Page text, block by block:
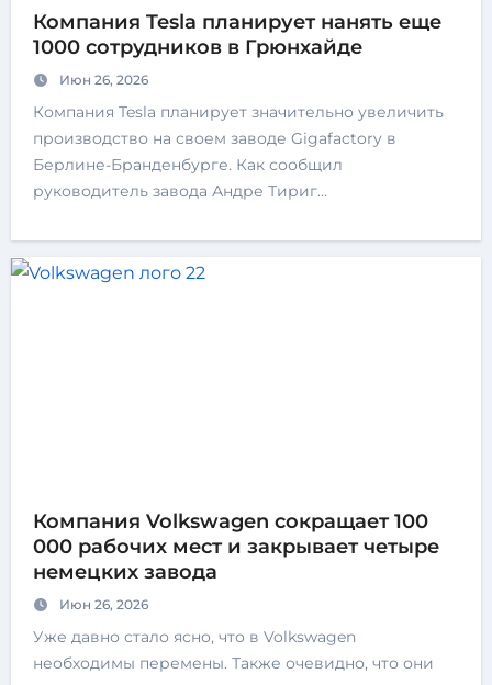
Компания Tesla планирует нанять еще
1000 сотрудников в Грюнхайде
Июн 26, 2026
Компания Tesla планирует значительно увеличить
производство на своем заводе Gigafactory в
Берлине-Бранденбурге. Как сообщил
руководитель завода Андре Тириг…
Компания Volkswagen сокращает 100
000 рабочих мест и закрывает четыре
немецких завода
Июн 26, 2026
Уже давно стало ясно, что в Volkswagen
необходимы перемены. Также очевидно, что они